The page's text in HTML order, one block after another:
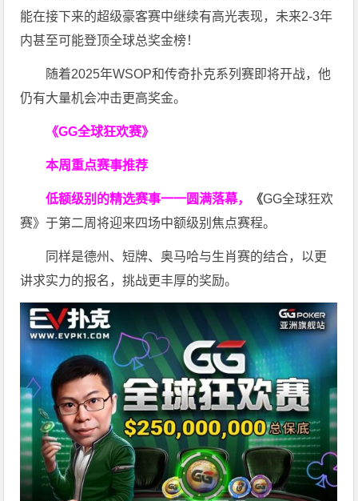
能在接下来的超级豪客赛中继续有高光表现，未来2-3年
内甚至可能登顶全球总奖金榜！
随着2025年WSOP和传奇扑克系列赛即将开战，他
仍有大量机会冲击更高奖金。
《GG全球狂欢赛》
本周重点赛事推荐
低额级别的精选赛事一一圆满落幕， 《GG全球狂欢
赛》于第二周将迎来四场中额级别焦点赛程。
同样是德州、短牌、奥马哈与生肖赛的结合，以更
讲求实力的报名，挑战更丰厚的奖励。